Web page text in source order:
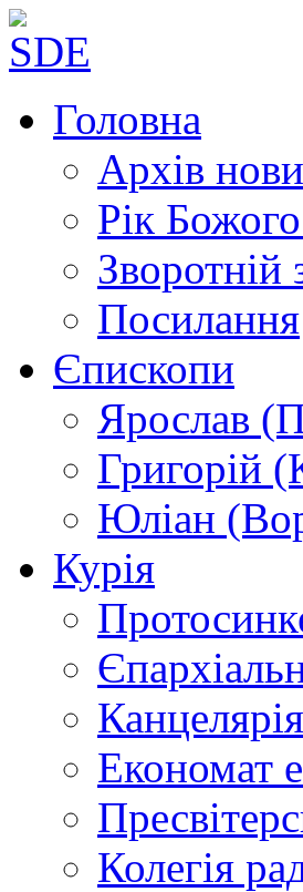
Головна
Архів
Рік
Зворотній
Посилання
Єпископи
Ярослав
Григорій
Юліан
Курія
Канцелярія
Економат
Колегія